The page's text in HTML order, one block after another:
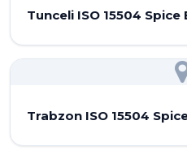
Tunceli ISO 15504 Spice
Trabzon ISO 15504